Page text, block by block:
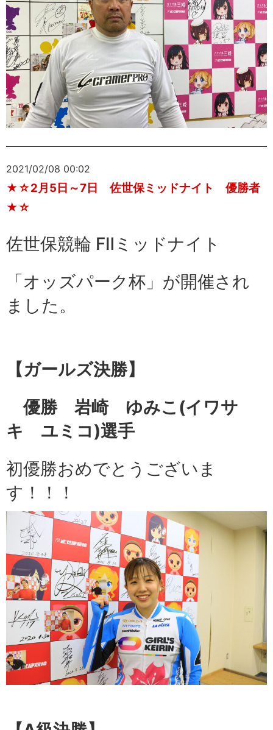
2021/02/08 00:02
★☆2月5日～7日 佐世保ミッドナイト 優勝者
★☆
佐世保競輪 FⅡミッドナイト
「オッズパーク杯」が開催され
ました。
【ガールズ決勝】
優勝 岩崎 ゆみこ (イワサ
キ ユミコ)選手
初優勝おめでとうございま
す！！！